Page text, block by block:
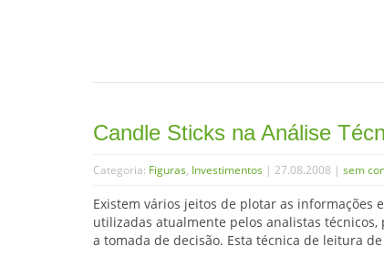
Candle Sticks na Análise
Categoria: Figuras, Investimentos | 27.08.2008 | sem
Existem vários jeitos de plotar as informações
utilizadas atualmente pelos analistas
a tomada de decisão. Esta técnica de leitura